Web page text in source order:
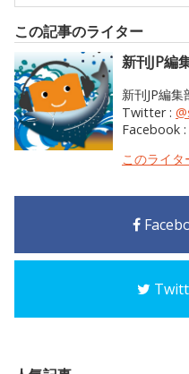
この記事のライター
新刊JP編
新刊JP編集
Twitter :
Facebook :
このライ